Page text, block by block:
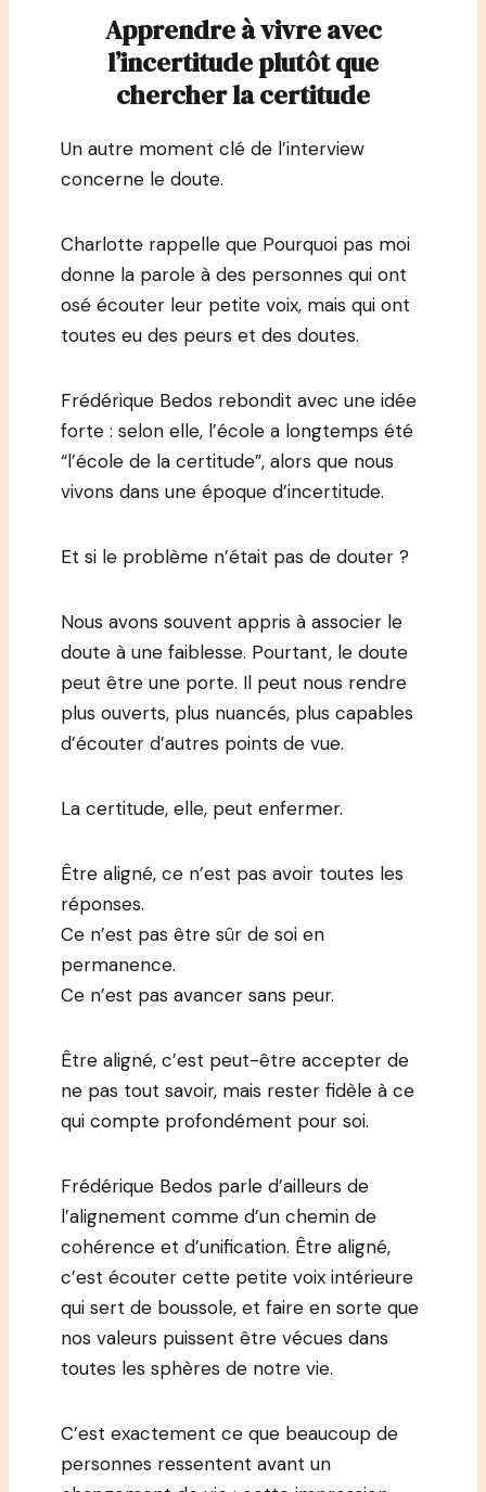
Apprendre à vivre avec
l’incertitude plutôt que
chercher la certitude
Un autre moment clé de l’interview
concerne le doute.
Charlotte rappelle que Pourquoi pas moi
donne la parole à des personnes qui ont
osé écouter leur petite voix, mais qui ont
toutes eu des peurs et des doutes.
Frédérique Bedos rebondit avec une idée
forte : selon elle, l’école a longtemps été
“l’école de la certitude”, alors que nous
vivons dans une époque d’incertitude.
Et si le problème n’était pas de douter ?
Nous avons souvent appris à associer le
doute à une faiblesse. Pourtant, le doute
peut être une porte. Il peut nous rendre
plus ouverts, plus nuancés, plus capables
d’écouter d’autres points de vue.
La certitude, elle, peut enfermer.
Être aligné, ce n’est pas avoir toutes les
réponses.
Ce n’est pas être sûr de soi en
permanence.
Ce n’est pas avancer sans peur.
Être aligné, c’est peut-être accepter de
ne pas tout savoir, mais rester fidèle à ce
qui compte profondément pour soi.
Frédérique Bedos parle d’ailleurs de
l’alignement comme d’un chemin de
cohérence et d’unification. Être aligné,
c’est écouter cette petite voix intérieure
qui sert de boussole, et faire en sorte que
nos valeurs puissent être vécues dans
toutes les sphères de notre vie.
C’est exactement ce que beaucoup de
personnes ressentent avant un